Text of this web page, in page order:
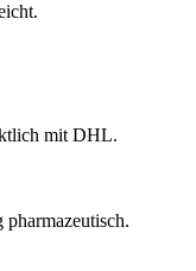
mit DHL.
pharmazeutisch.